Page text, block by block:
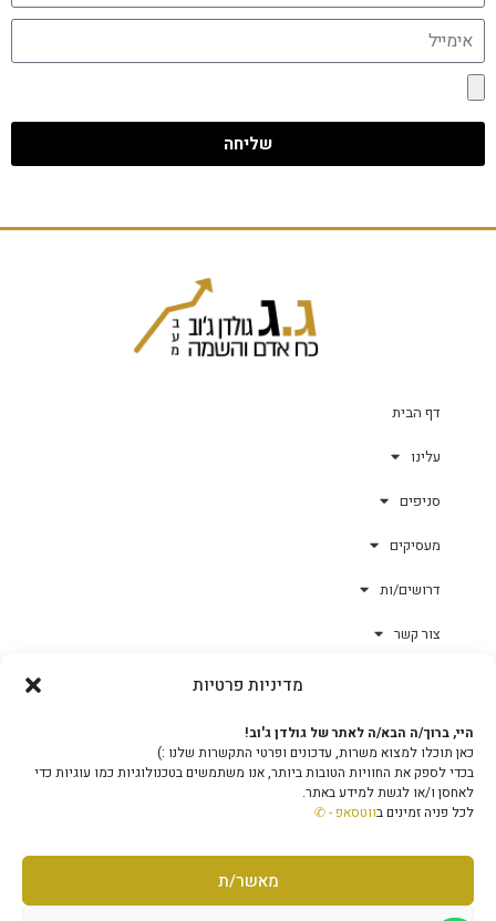
מדיניות פרטיות
היי, ברוך/ה הבא/ה לאתר של גולדן ג'וב!
כאן תוכלו למצוא משרות, עדכונים ופרטי התקשרות שלנו :)
בכדי לספק את החוויות הטובות ביותר, אנו משתמשים בטכנולוגיות כמו עוגיות כדי
לאחסן ו/או לגשת למידע באתר.
לכל פניה זמינים בווטסאפ - ✆
מאשר/ת
שליחה
דף הבית
עלינו
סניפים
מעסיקים
דרושים/ות
צור קשר
צוות
מוקד טלפוני ארצי - 1-599-503-503